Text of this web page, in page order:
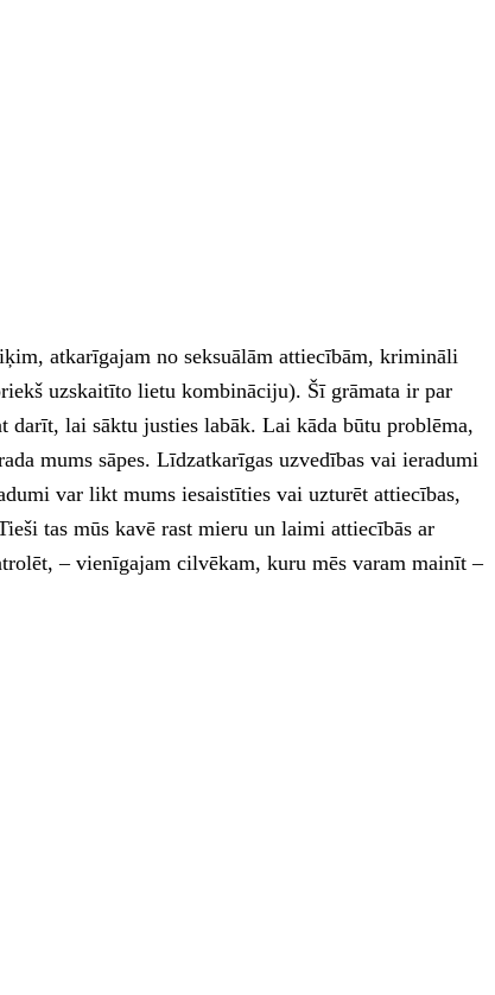
atkarīgajam no seksuālām attiecībām, krimināli
uzskaitīto lietu kombināciju). Šī grāmata ir par
darīt, lai sāktu justies labāk. Lai kāda būtu problēma,
mums sāpes. Līdzatkarīgas uzvedības vai ieradumi
var likt mums iesaistīties vai uzturēt attiecības,
tas mūs kavē rast mieru un laimi attiecībās ar
– vienīgajam cilvēkam, kuru mēs varam mainīt –